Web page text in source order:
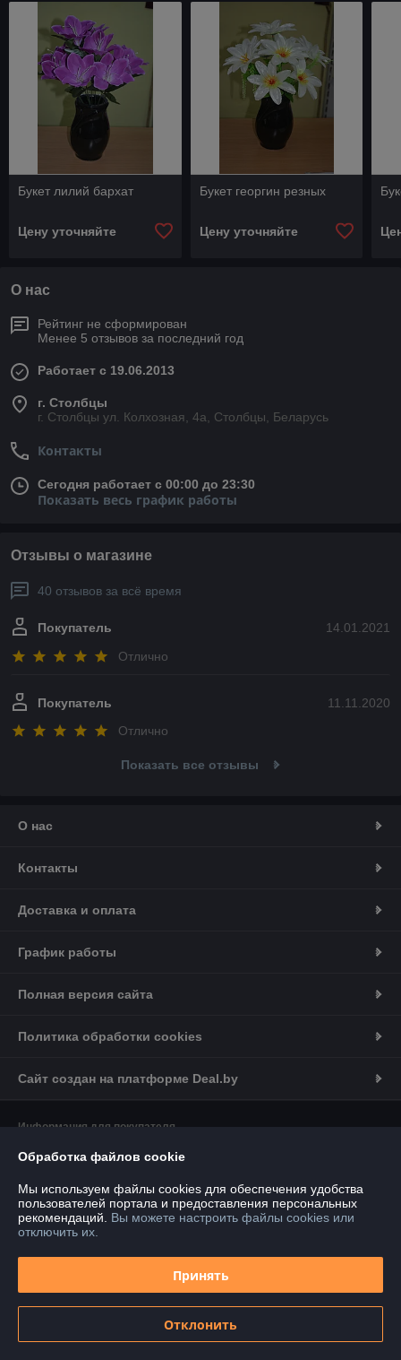
Букет лилий бархат
Цену уточняйте
Букет георгин резных
Цену уточняйте
О нас
Рейтинг не сформирован
Менее 5 отзывов за последний год
Работает с 19.06.2013
г. Столбцы
г. Столбцы ул. Колхозная, 4а, Столбцы, Беларусь
Контакты
Сегодня работает с 00:00 до 23:30
Показать весь график работы
Отзывы о магазине
40 отзывов за всё время
14.01.2021
Покупатель
Отлично
11.11.2020
Покупатель
Отлично
Показать все отзывы
О нас
Контакты
Доставка и оплата
График работы
Полная версия сайта
Политика обработки cookies
Сайт создан на платформе Deal.by
Информация для покупателя
Юридическое лицо:ООО"СлавКомстрой"
Регистрационный номер ЕГР: 690642012
УНП: 690642012
Регистрационный орган: Столбцовский РИК
Дата регистрации компании: 14.02.2016
Ссылка на свидетельство/лицензию
Ссылка на свидетельство/лицензию
Обработка файлов cookie
Мы используем файлы cookies для обеспечения удобства
пользователей портала и предоставления персональных
рекомендаций. Вы можете настроить файлы cookies или
отключить их.
Принять
Отклонить